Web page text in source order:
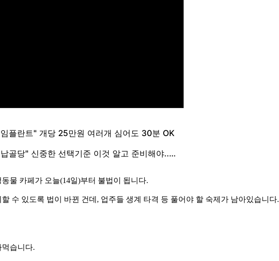
물 카페가 오늘(14일)부터 불법이 됩니다.
수 있도록 법이 바뀐 건데, 업주들 생계 타격 등 풀어야 할 숙제가 남아있습니다.
습니다.